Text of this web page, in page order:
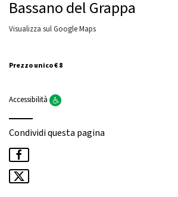
Bassano del Grappa
Visualizza sul Google Maps
Prezzo unico € 8
Accessibilità
Condividi questa pagina